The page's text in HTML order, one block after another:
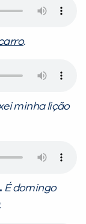
.
minha lição
É domingo